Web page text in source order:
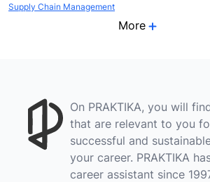
Supply Chain Management
More
On PRAKTIKA, you will
that are relevant to you
successful and
your career. PRAKTIKA
career assistant since